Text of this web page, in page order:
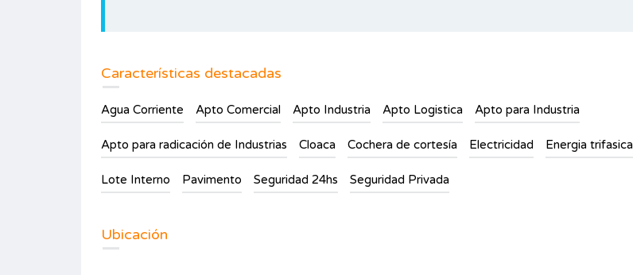
Características destacadas
Agua Corriente Apto Comercial Apto Industria Apto Logistica Apto para Industria
Apto para radicación de Industrias Cloaca Cochera de cortesía Electricidad Energia trifasica
Lote Interno Pavimento Seguridad 24hs Seguridad Privada
Ubicación